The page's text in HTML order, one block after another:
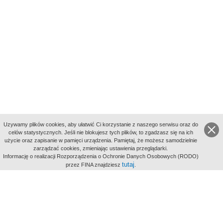
aktywności
Uzywamy plików cookies, aby ułatwić Ci korzystanie z naszego serwisu oraz do
celów statystycznych. Jeśli nie blokujesz tych plików, to zgadzasz się na ich
użycie oraz zapisanie w pamięci urządzenia. Pamiętaj, że możesz samodzielnie
zarządzać cookies, zmieniając ustawienia przeglądarki.
Informację o realizacji Rozporządzenia o Ochronie Danych Osobowych (RODO)
przez FINA znajdziesz tutaj